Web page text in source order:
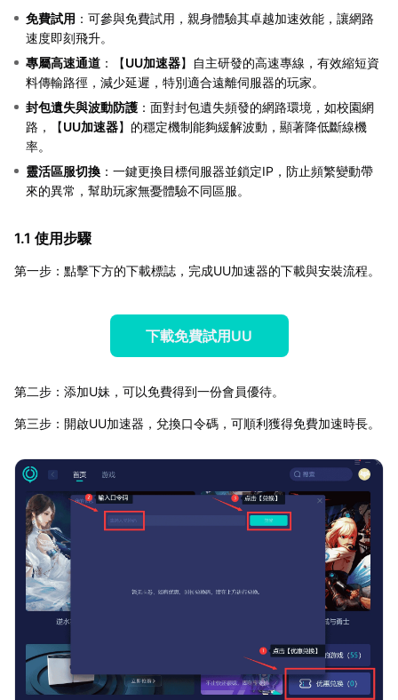
免費試用 ：可參與免費試用，親身體驗其卓越加速效能，讓網路
速度即刻飛升。
專屬高速通道 ：【UU加速器】自主研發的高速專線，有效縮短資
料傳輸路徑，減少延遲，特別適合遠離伺服器的玩家。
封包遺失與波動防護 ：面對封包遺失頻發的網路環境，如校園網
路，【UU加速器】的穩定機制能夠緩解波動，顯著降低斷線機
率。
靈活區服切換 ：一鍵更換目標伺服器並鎖定IP，防止頻繁變動帶
來的異常，幫助玩家無憂體驗不同區服。
1.1 使用步驟
第一步：點擊下方的下載標誌，完成UU加速器的下載與安裝流程。
下載免費試用UU
第二步：添加U妹，可以免費得到一份會員優待。
第三步：開啟UU加速器，兌換口令碼，可順利獲得免費加速時長。